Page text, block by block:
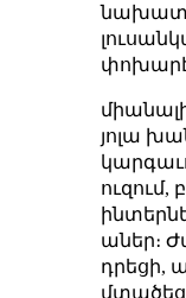
յոլա
ուզում,
աներ։
դրեցի,
մտածեցի